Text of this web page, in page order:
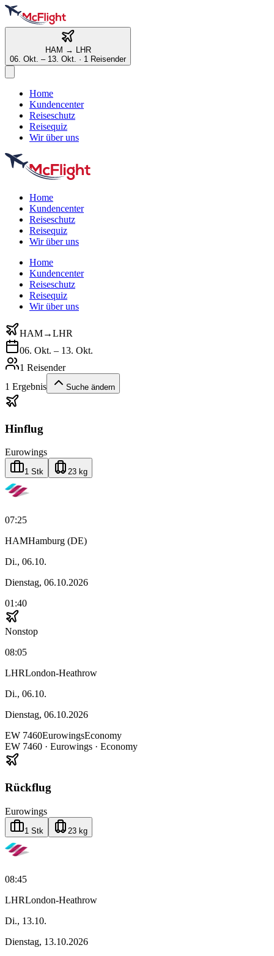
HAM → LHR
06. Okt. – 13. Okt. · 1 Reisender
Home
Kundencenter
Reiseschutz
Reisequiz
Wir über uns
Home
Kundencenter
Reiseschutz
Reisequiz
Wir über uns
Home
Kundencenter
Reiseschutz
Reisequiz
Wir über uns
HAM→LHR
06. Okt. – 13. Okt.
1 Reisender
1 Ergebnis Suche ändern
Hinflug
Eurowings
1 Stk 23 kg
07:25
HAMHamburg (DE)
Di., 06.10.
Dienstag, 06.10.2026
01:40
Nonstop
08:05
LHRLondon-Heathrow
Di., 06.10.
Dienstag, 06.10.2026
EW 7460EurowingsEconomy
EW 7460 · Eurowings · Economy
Rückflug
Eurowings
1 Stk 23 kg
08:45
LHRLondon-Heathrow
Di., 13.10.
Dienstag, 13.10.2026